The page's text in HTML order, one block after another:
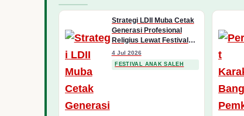
Strategi LDII Muba Cetak
Generasi Profesional
Religius Lewat Festival
Anak Saleh 2026
4 Jul 2026
FESTIVAL ANAK SALEH